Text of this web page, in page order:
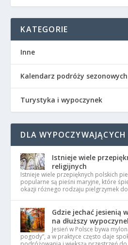
KATEGORIE
Inne
Kalendarz podróży sezonowych
Turystyka i wypoczynek
DLA WYPOCZYWAJĄCYCH
Istnieje wiele
religijnych
Istnieje wiele przepięknych polskich
popularne są pieśni maryjne, które
okazji różnego rodzaju pielgrzymek
Gdzie jechać jesienią
na dłuższy
Jesień w Polsce bywa
pogody”, a w praktyce często daje